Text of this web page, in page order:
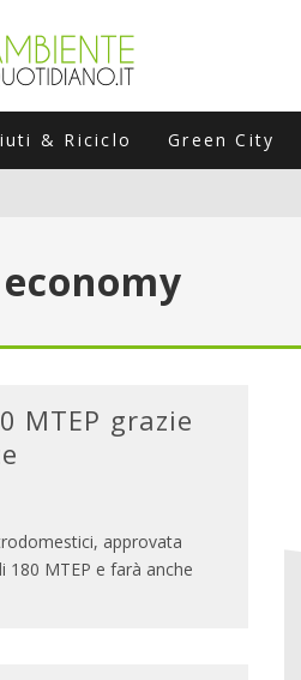
& Riciclo Green City
MTEP grazie
approvata
180 MTEP e farà anche